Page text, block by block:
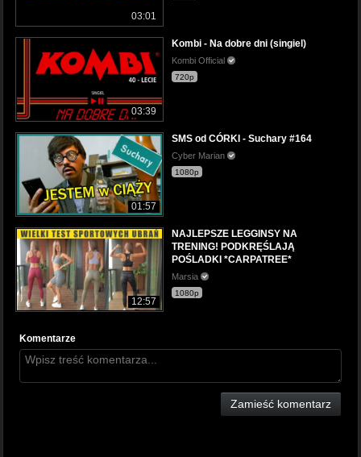
03:01
03:39
Kombi - Na dobre dni (singiel)
Kombi Official
720p
01:57
SMS od CÓRKI - Suchary #164
Cyber Marian
1080p
12:57
NAJLEPSZE LEGGINSY NA
TRENING! PODKRĘŚLAJĄ
POŚLADKI *CARPATREE*
Marsia
1080p
Komentarze
Zamieść komentarz